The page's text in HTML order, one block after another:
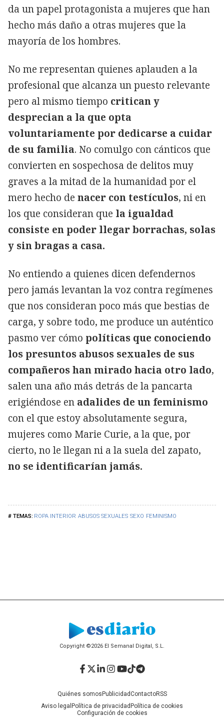
ROPA INTERIOR ABUSOS SEXUALES SEXO FEMINISMO
da un papel protagonista a mujeres que han
hecho más daño a otras mujeres que la
mayoría de los hombres.
No me representan quienes aplauden a la
profesional que alcanza un puesto relevante
pero al mismo tiempo critican y
desprecian a la que opta
voluntariamente por dedicarse a cuidar
de su familia. No comulgo con cánticos que
convierten en sospechosa de delitos muy
graves a la mitad de la humanidad por el
mero hecho de nacer con testículos, ni en
los que consideran que la igualdad
consiste en poder llegar borrachas, solas
y sin bragas a casa.
No entiendo a quienes dicen defendernos
pero jamás levantan la voz contra regímenes
que nos consideran poco más que bestias de
carga, y sobre todo, me produce un auténtico
pasmo ver cómo políticas que conociendo
los presuntos abusos sexuales de sus
compañeros han mirado hacia otro lado,
salen una año más detrás de la pancarta
erigiéndose en adalides de un feminismo
con el que estoy absolutamente segura,
mujeres como Marie Curie, a la que, por
cierto, no le llegan ni a la suela del zapato,
no se identificarían jamás.
Copyright ©2026 El Semanal Digital, S.L.
Quiénes somos PublicidadContactoRSS
Aviso legal Política de privacidad Política de cookies
Configuración de cookies
Facebook
Twitter
LinkedIn
Instagram
YouTube
TikTok
Telegram